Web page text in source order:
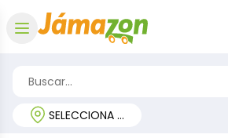
SELECCIONA TU REGIÓN